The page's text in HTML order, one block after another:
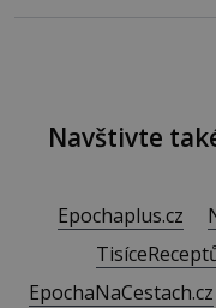
Navštivte
Epochaplus.cz
EpochaNaCestach.cz